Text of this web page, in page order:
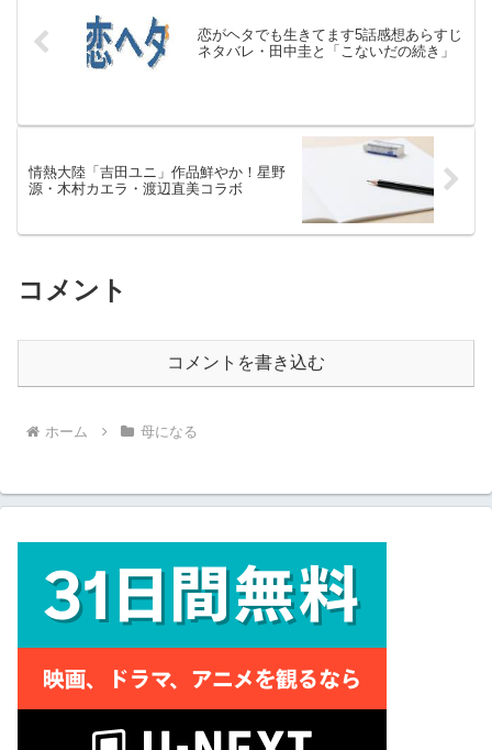
恋がヘタでも生きてます5話感想あらすじ
ネタバレ・田中圭と「こないだの続き」
情熱大陸「吉田ユニ」作品鮮やか！星野
源・木村カエラ・渡辺直美コラボ
コメント
コメントを書き込む
ホーム 母になる